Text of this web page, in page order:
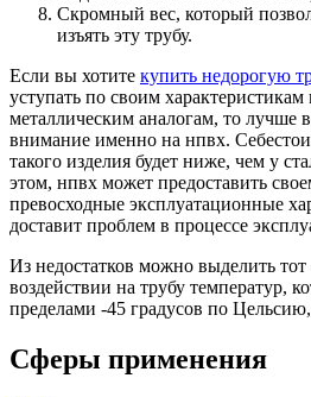
Скромный вес, который
изъять эту трубу.
Если вы хотите купить недорогую
уступать по своим характеристикам
металлическим аналогам, то лучше
внимание именно на нпвх.
такого изделия будет ниже, чем у
этом, нпвх может предоставить
превосходные эксплуатационные
доставит проблем в процессе
Из недостатков можно выделить тот
воздействии на трубу температур,
пределами -45 градусов по
Сферы применения